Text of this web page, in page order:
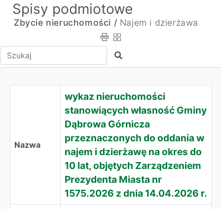
Spisy podmiotowe
Zbycie nieruchomości / Najem i dzierżawa
Wpisz tekst do wyszukania Szukaj
Nazwa
wykaz nieruchomości
stanowiących własność Gminy
Dąbrowa Górnicza
przeznaczonych do oddania w
najem i dzierżawę na okres do
10 lat, objętych Zarządzeniem
Prezydenta Miasta nr
1575.2026 z dnia 14.04.2026 r.